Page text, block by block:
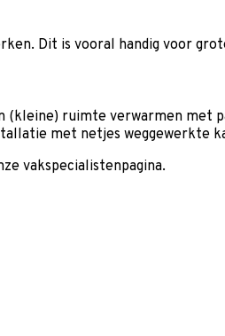
Dit is vooral handig voor
ruimte verwarmen
met netjes weggewerkte
vakspecialistenpagina.